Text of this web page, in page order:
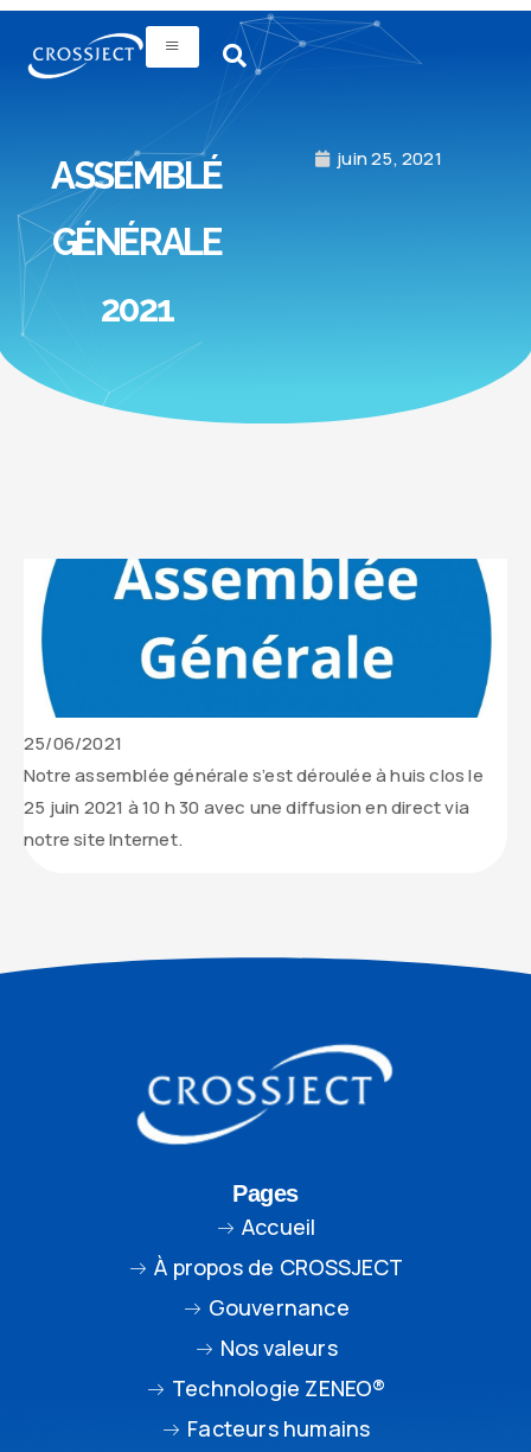
ASSEMBLÉ
GÉNÉRALE
2021
juin 25, 2021
Date
de
parution
25/06/2021
Contenu
texte
de
Notre assemblée générale s’est déroulée à huis clos le
25 juin 2021 à 10 h 30 avec une diffusion en direct via
notre site Internet.
Pages
Accueil
À propos de CROSSJECT
Gouvernance
Nos valeurs
Technologie ZENEO®
Facteurs humains